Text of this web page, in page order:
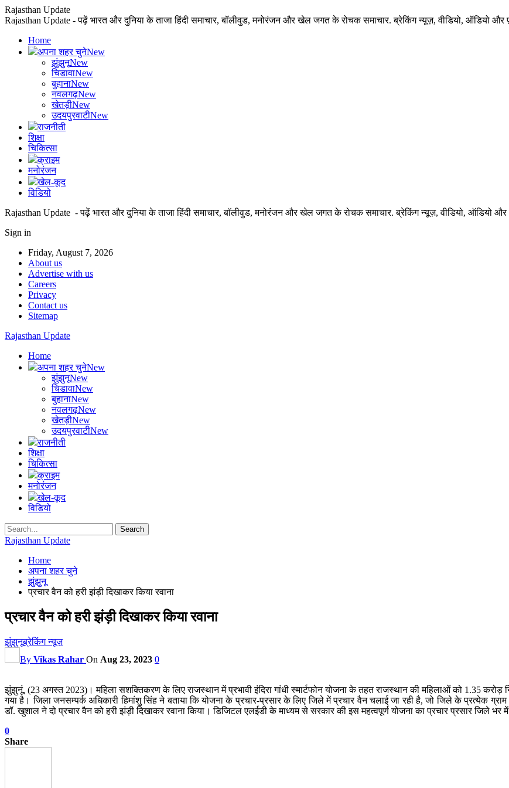
Rajasthan Update
Rajasthan Update - पढ़ें भारत और दुनिया के ताजा हिंदी समाचार, बॉलीवुड, मनोरंजन और खेल जगत के रोचक समाचार. ब्रेकिंग न्यूज़, वीडियो, ऑडियो
Home
अपना शहर चुनेNew
झुंझुनूNew
चिडावाNew
बुहानाNew
नवलगढ़New
खेतड़ीNew
उदयपुरवाटीNew
राजनीती
शिक्षा
चिकित्सा
क्राइम
मनोरंजन
खेल-कूद
विडियो
Rajasthan Update - पढ़ें भारत और दुनिया के ताजा हिंदी समाचार, बॉलीवुड, मनोरंजन और खेल जगत के रोचक समाचार. ब्रेकिंग न्यूज़, वीडियो, ऑडियो
Sign in
Friday, August 7, 2026
About us
Advertise with us
Careers
Privacy
Contact us
Sitemap
Rajasthan Update
Home
अपना शहर चुनेNew
झुंझुनूNew
चिडावाNew
बुहानाNew
नवलगढ़New
खेतड़ीNew
उदयपुरवाटीNew
राजनीती
शिक्षा
चिकित्सा
क्राइम
मनोरंजन
खेल-कूद
विडियो
Rajasthan Update
Home
अपना शहर चुने
झुंझुनू
प्रचार वैन को हरी झंड़ी दिखाकर किया रवाना
प्रचार वैन को हरी झंड़ी दिखाकर किया रवाना
झुंझुनूब्रेकिंग न्यूज़
By Vikas Rahar On Aug 23, 2023 0
झुंझुनूं, (23 अगस्त 2023)। महिला सशक्तिकरण के लिए राजस्थान में प्रभावी इंदिरा गांधी स्मार्टफोन योजना के तहत राजस्थान की महिलाओं को 1.35 करोड़
गया है। जिला जनसम्पर्क अधिकारी हिमांशु सिंह ने बताया कि योजना के प्रचार-प्रसार के लिए जिले में प्रचार वैन चलाई जा रही है, जो जिले के प्रत्येक
डॉ. खुशाल ने दो प्रचार वैन को हरी झंड़ी दिखाकर रवाना किया। डिजिटल एलईडी के माध्यम से सरकार की इस महत्वपूर्ण योजना का प्रचार प्रसार जिले भर में
0
Share